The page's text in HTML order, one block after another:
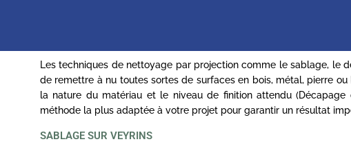
Les techniques de nettoyage par projection comme le sablage, le
de remettre à nu toutes sortes de surfaces en bois, métal, pierre
la nature du matériau et le niveau de finition attendu (Décapage
méthode la plus adaptée à votre projet pour garantir un résultat
SABLAGE SUR VEYRINS